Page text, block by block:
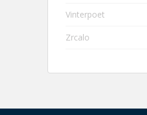
Vinterpoet
Zrcalo